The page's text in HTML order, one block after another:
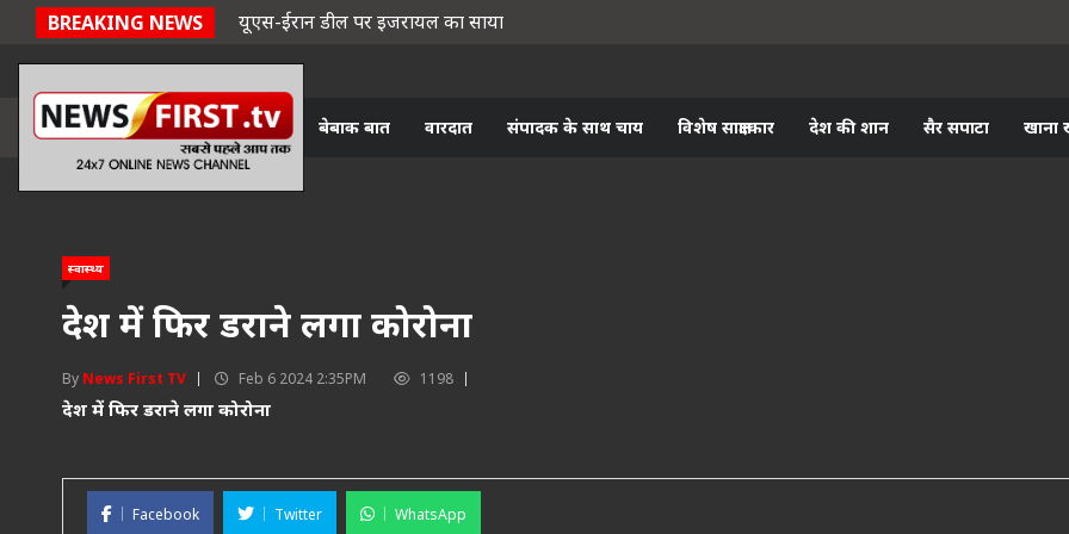
BREAKING NEWS यूएस-ईरान डील पर इजरायल का साया
बेबाक बात वारदात संपादक के साथ चाय विशेष साक्षात्कार देश की शान सैर सपाटा खाना
स्वास्थ्य
देश में फिर डराने लगा कोरोना
By News First TV Feb 6 2024 2:35PM 1198
देश में फिर डराने लगा कोरोना
Facebook Twitter WhatsApp